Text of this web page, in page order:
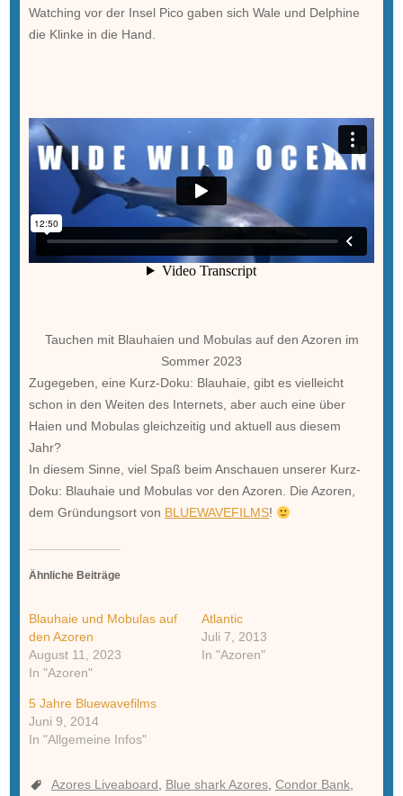
Watching vor der Insel Pico gaben sich Wale und Delphine
die Klinke in die Hand.
Tauchen mit Blauhaien und Mobulas auf den Azoren im
Sommer 2023
Zugegeben, eine Kurz-Doku: Blauhaie, gibt es vielleicht
schon in den Weiten des Internets, aber auch eine über
Haien und Mobulas gleichzeitig und aktuell aus diesem
Jahr?
In diesem Sinne, viel Spaß beim Anschauen unserer Kurz-
Doku: Blauhaie und Mobulas vor den Azoren. Die Azoren,
dem Gründungsort von BLUEWAVEFILMS!
Ähnliche Beiträge
Blauhaie und Mobulas auf
den Azoren
August 11, 2023
In "Azoren"
Atlantic
Juli 7, 2013
In "Azoren"
5 Jahre Bluewavefilms
Juni 9, 2014
In "Allgemeine Infos"
Azores Liveaboard, Blue shark Azores, Condor Bank,